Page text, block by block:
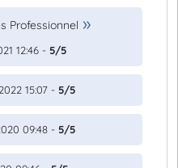
Professionnel
12:46 - 5/5
15:07 - 5/5
09:48 - 5/5